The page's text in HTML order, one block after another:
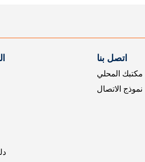
اتصل بنا
مكتبك المحلي
نموذج الاتصال